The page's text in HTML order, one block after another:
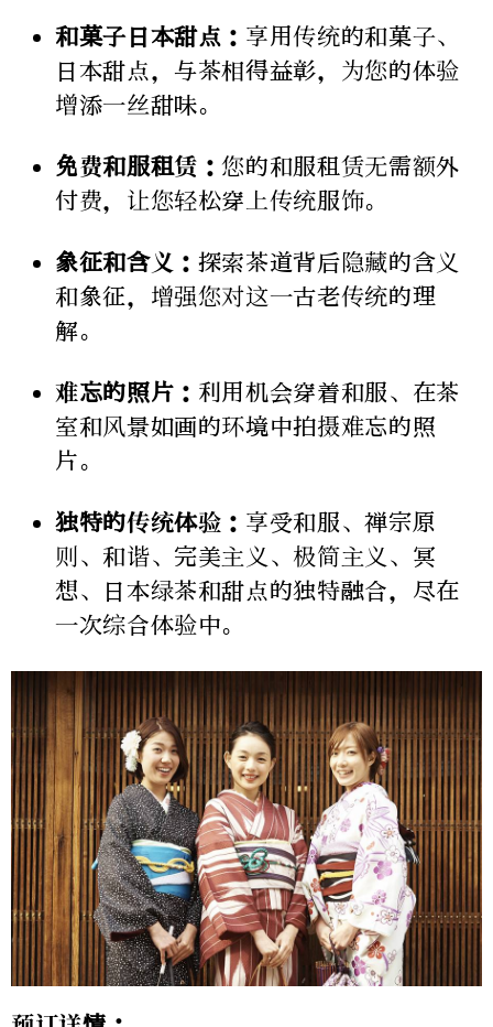
和菓子日本甜点： 享用传统的和菓子、
日本甜点，与茶相得益彰，为您的体验
增添一丝甜味。
免费和服租赁：您的和服租赁无需额外
付费，让您轻松穿上传统服饰。
象征和含义： 探索茶道背后隐藏的含义
和象征，增强您对这一古老传统的理
解。
难忘的照片： 利用机会穿着和服、在茶
室和风景如画的环境中拍摄难忘的照
片。
独特的传统体验： 享受和服、禅宗原
则、和谐、完美主义、极简主义、冥
想、日本绿茶和甜点的独特融合，尽在
一次综合体验中。